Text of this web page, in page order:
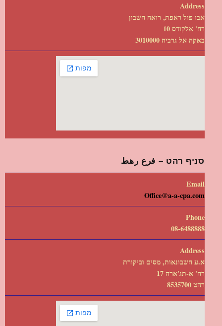
Address
אבו פול ראפת, רואה חשבון
רח' אלקודס 10
באקה אל גרביה 3010000
סניף רהט – فرع رهط
Email
Office@a-a-cpa.com
Phone
08-6488888
Address
א.ע חשבונאות, מסים וביקורת
רח' א-תג'ארה 17
רהט 8535700